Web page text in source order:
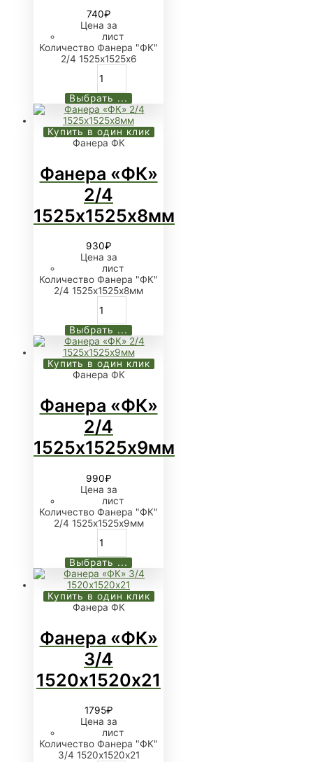
740₽
Цена за
лист
Количество Фанера "ФК"
2/4 1525х1525х6
Выбрать ...
Купить в один клик
Фанера ФК
Фанера «ФК»
2/4
1525х1525х8мм
930₽
Цена за
лист
Количество Фанера "ФК"
2/4 1525х1525х8мм
Выбрать ...
Купить в один клик
Фанера ФК
Фанера «ФК»
2/4
1525х1525х9мм
990₽
Цена за
лист
Количество Фанера "ФК"
2/4 1525х1525х9мм
Выбрать ...
Купить в один клик
Фанера ФК
Фанера «ФК»
3/4
1520х1520х21
1795₽
Цена за
лист
Количество Фанера "ФК"
3/4 1520х1520х21